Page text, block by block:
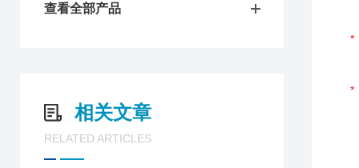
查看全部产品
相关文章
RELATED ARTICLES